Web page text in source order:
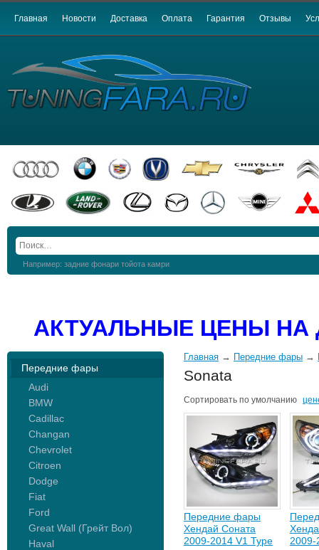
Главная Новости Доставка Оплата Гарантия Отзывы
Например: задние фонари тойота камри
АКТУАЛЬНЫЕ ЦЕНЫ
Передние фары
Audi
BMW
Cadillac
Changan
Chevrolet
Citroen
Dodge
Fiat
Ford
Great Wall (Грейт Вол)
Haval
Главная → Передние фары →
Sonata
Сортировать по умолчанию
Передние фары
Хендай Соната
2009-2014 V1 Type
2009-